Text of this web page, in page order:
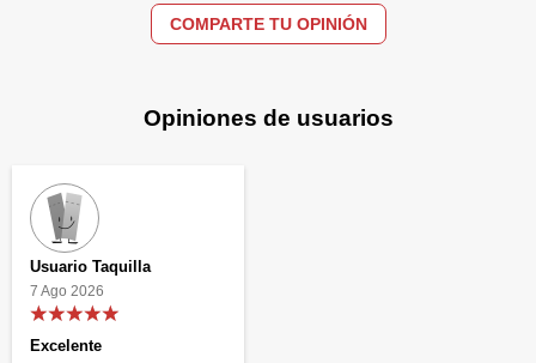
COMPARTE TU OPINIÓN
Opiniones de usuarios
Usuario Taquilla
7 Ago 2026
Excelente